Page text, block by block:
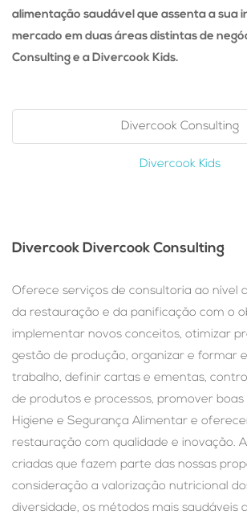
alimentação saudável que assenta a sua
mercado em duas áreas distintas de
Consulting e a Divercook Kids.
Divercook Consulting
Divercook Kids
Divercook Divercook Consulting
Oferece serviços de consultoria ao nível
da restauração e da panificação com o
implementar novos conceitos, otimizar
gestão de produção, organizar e formar
trabalho, definir cartas e ementas,
de produtos e processos, promover boas
Higiene e Segurança Alimentar e
restauração com qualidade e inovação.
criadas que fazem parte das nossas
consideração a valorização nutricional
diversidade, os métodos mais saudáveis